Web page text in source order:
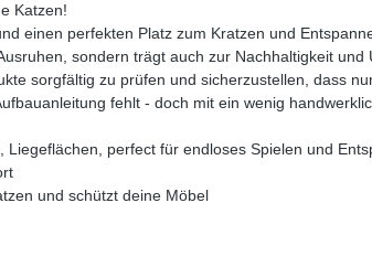
Katzen!
einen perfekten Platz zum Kratzen und
sondern trägt auch zur Nachhaltigkeit
sorgfältig zu prüfen und sicherzustellen, dass
fehlt - doch mit ein wenig
Liegeflächen, perfect für endloses Spielen und
und schützt deine Möbel